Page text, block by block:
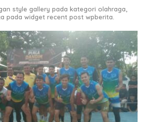
style gallery pada kategori olahraga,
pada widget recent post wpberita.